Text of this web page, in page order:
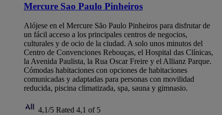
Mercure Sao Paulo Pinheiros
Alójese en el Mercure São Paulo Pinheiros para disfrutar de
un fácil acceso a los principales centros de negocios,
culturales y de ocio de la ciudad. A solo unos minutos del
Centro de Convenciones Rebouças, el Hospital das Clínicas,
la Avenida Paulista, la Rua Oscar Freire y el Allianz Parque.
Cómodas habitaciones con opciones de habitaciones
comunicadas y adaptadas para personas con movilidad
reducida, piscina climatizada, spa, sauna y gimnasio.
4,1/5 Rated 4,1 of 5